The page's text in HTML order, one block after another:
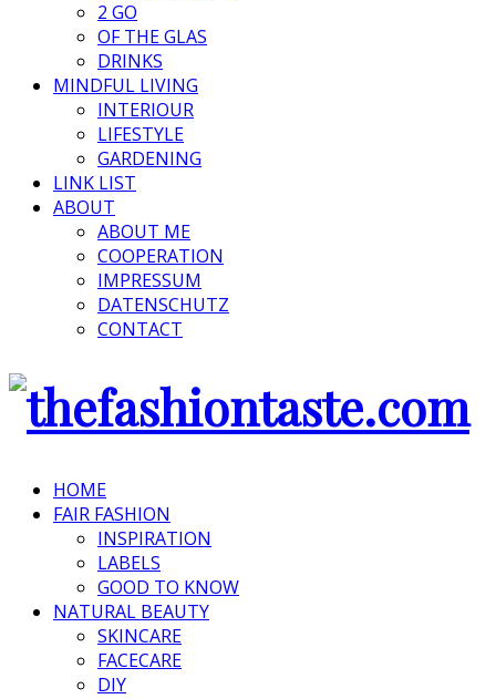
2 GO
OF THE GLAS
DRINKS
MINDFUL LIVING
INTERIOUR
LIFESTYLE
GARDENING
LINK LIST
ABOUT
ABOUT ME
COOPERATION
IMPRESSUM
DATENSCHUTZ
CONTACT
HOME
FAIR FASHION
INSPIRATION
LABELS
GOOD TO KNOW
NATURAL BEAUTY
SKINCARE
FACECARE
DIY